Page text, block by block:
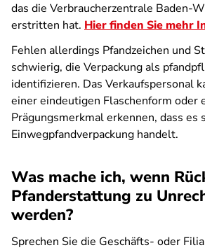
das die Verbraucherzentrale Baden-
erstritten hat. Hier finden Sie mehr
Fehlen allerdings Pfandzeichen und
schwierig, die Verpackung als
identifizieren. Das Verkaufspersonal
einer eindeutigen Flaschenform oder
Prägungsmerk­mal erkennen, dass es
Einwegpfandverpackung handelt.
Was mache ich, wenn
Pfanderstattung zu
werden?
Sprechen Sie die Geschäfts- oder